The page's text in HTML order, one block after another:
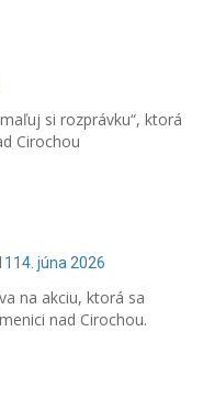
si rozprávku“, ktorá
Cirochou
14. júna 2026
na akciu, ktorá sa
nad Cirochou.